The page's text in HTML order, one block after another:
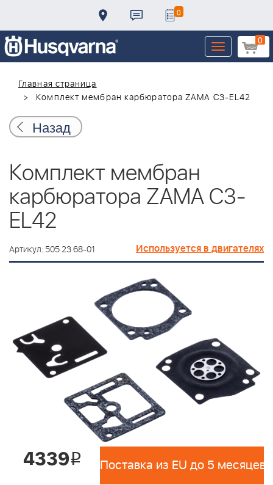
0
0
Toggle
navigation
Главная страница
Комплект мембран карбюратора ZAMA C3-EL42
Назад
Комплект мембран
карбюратора ZAMA C3-
EL42
Артикул: 505 23 68-01 Используется в двигателях
4339i Поставка из EU до 5 месяцев